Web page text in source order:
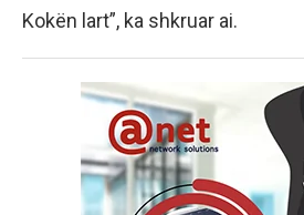
Kokën lart”, ka shkruar ai.